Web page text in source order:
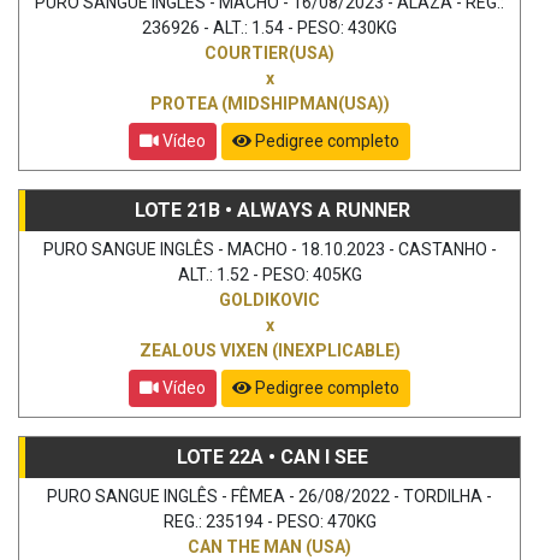
236926 - ALT.: 1.54 - PESO: 430KG
COURTIER(USA)
x
PROTEA (MIDSHIPMAN(USA))
Vídeo
Pedigree completo
LOTE 21B • ALWAYS A RUNNER
PURO SANGUE INGLÊS - MACHO - 18.10.2023 - CASTANHO -
ALT.: 1.52 - PESO: 405KG
GOLDIKOVIC
x
ZEALOUS VIXEN (INEXPLICABLE)
Vídeo
Pedigree completo
LOTE 22A • CAN I SEE
PURO SANGUE INGLÊS - FÊMEA - 26/08/2022 - TORDILHA -
REG.: 235194 - PESO: 470KG
CAN THE MAN (USA)